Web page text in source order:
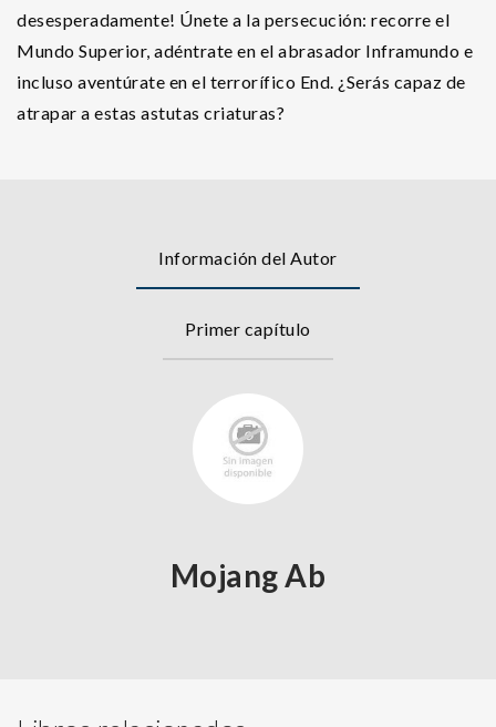
desesperadamente! Únete a la persecución: recorre el
Mundo Superior, adéntrate en el abrasador Inframundo e
incluso aventúrate en el terrorífico End. ¿Serás capaz de
atrapar a estas astutas criaturas?
Información del Autor
Primer capítulo
Mojang Ab